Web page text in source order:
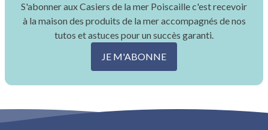
S'abonner aux Casiers de la mer Poiscaille c'est recevoir
à la maison des produits de la mer accompagnés de nos
tutos et astuces pour un succès garanti.
JE M'ABONNE